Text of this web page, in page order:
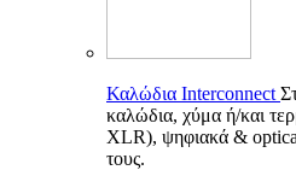
Καλώδια Interconnect
καλώδια, χύμα ή/και
XLR), ψηφιακά &
τους.